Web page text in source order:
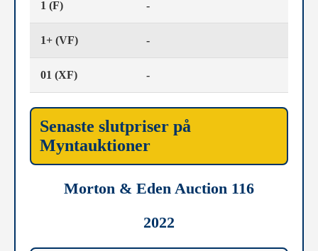
1 (F) -
1+ (VF) -
01 (XF) -
Senaste slutpriser på
Myntauktioner
Morton & Eden Auction 116
2022